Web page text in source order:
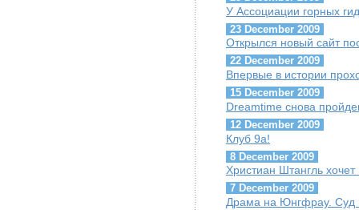
У Ассоциации горных
23 December 2009
Открылся новый сайт
22 December 2009
Впервые в истории
15 December 2009
Dreamtime снова
12 December 2009
Клуб 9a!
8 December 2009
Христиан Штангль
7 December 2009
Драма на Юнгфрау. Суд